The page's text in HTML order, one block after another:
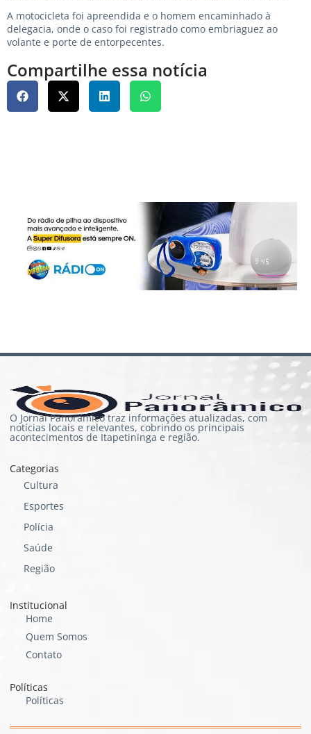
A motocicleta foi apreendida e o homem encaminhado à
delegacia, onde o caso foi registrado como embriaguez ao
volante e porte de entorpecentes.
Compartilhe essa notícia
O Jornal Panorâmico traz informações atualizadas, com
notícias locais e relevantes, cobrindo os principais
acontecimentos de Itapetininga e região.
Categorias
Cultura
Esportes
Polícia
Saúde
Região
Institucional
Home
Quem Somos
Contato
Políticas
Políticas